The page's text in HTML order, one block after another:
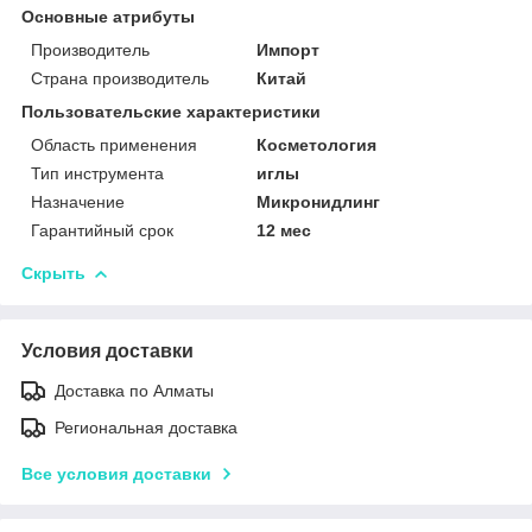
Основные атрибуты
Производитель
Импорт
Страна производитель
Китай
Пользовательские характеристики
Область применения
Косметология
Тип инструмента
иглы
Назначение
Микронидлинг
Гарантийный срок
12 мес
Скрыть
Условия доставки
Доставка по Алматы
Региональная доставка
Все условия доставки